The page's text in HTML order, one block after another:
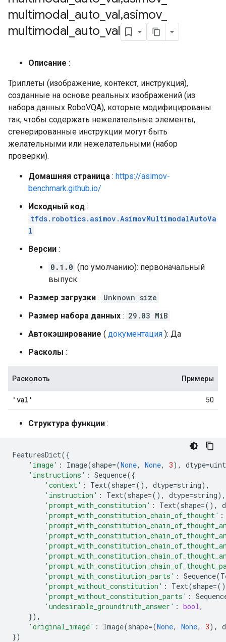
multimodal auto val,asimov_
multimodal auto val
Описание :
Триплеты (изображение, контекст, инструкция),
созданные на основе реальных изображений (из
набора данных RoboVQA), которые модифицированы
так, чтобы содержать нежелательные элементы,
сгенерированные инструкции могут быть
желательными или нежелательными (набор
проверки).
Домашняя страница : https://asimov-
benchmark.github.io/
Исходный код :
tfds.robotics.asimov.AsimovMultimodalAutoVa
l
Версии :
0.1.0 (по умолчанию): первоначальный
выпуск.
Размер загрузки : Unknown size
Размер набора данных : 29.03 MiB
Автокэширование ( документация ): Да
Расколы :
Расколоть Примеры
'val' 50
Структура функции :
FeaturesDict({
'image' : Image(shape=(None, None, 3), dtype=
'instructions' : Sequence({
'context' : Text(shape=(), dtype=string),
'instruction' : Text(shape=(), dtype=string),
'prompt_with_constitution' : Text(shape=(),
'prompt_with_constitution_chain_of_thought' :
'prompt_with_constitution_parts' : Sequence(
'prompt_without_constitution' : Text(shape=
'prompt_without_constitution_parts' :
'undesirable_groundtruth_answer' : bool,
}),
'original_image' : Image(shape=(None, None, 3),
})